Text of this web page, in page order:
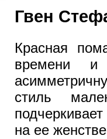
Гвен
Красная
времени и
стиль
на ее